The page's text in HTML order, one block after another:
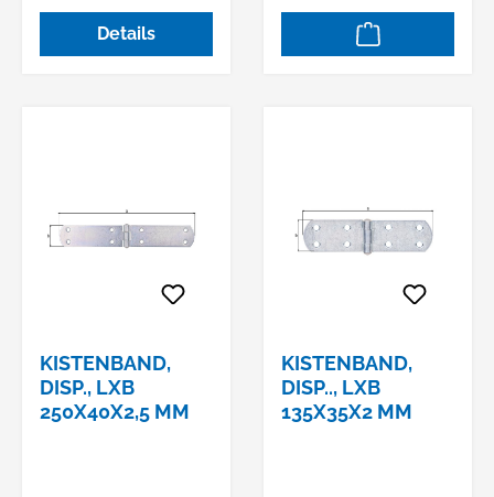
Details
KISTENBAND,
DISP., LXB
250X40X2,5 MM
KISTENBAND,
DISP.., LXB
135X35X2 MM